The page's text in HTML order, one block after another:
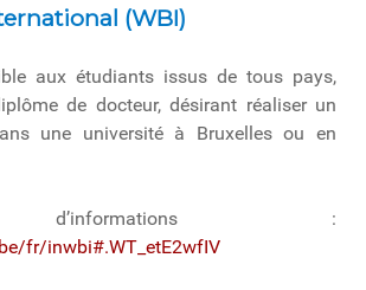
(WBI)
aux étudiants issus de tous pays,
de docteur, désirant réaliser un
une université à Bruxelles ou en
:
fr/inwbi#.WT_etE2wfIV